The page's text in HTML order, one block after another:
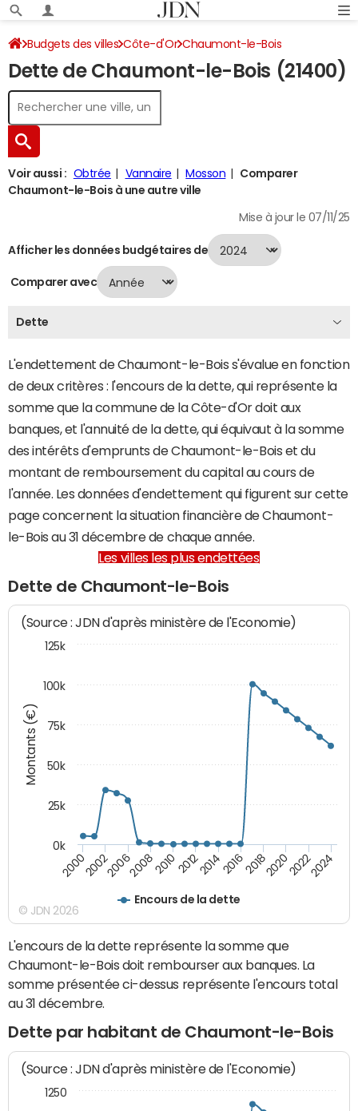
Budgets des villes Côte-d'Or Chaumont-le-Bois
Dette au 31/12/2024
Dette de Chaumont-le-Bois (21400)
Voir aussi : Obtrée Vannaire Mosson
Comparer
Chaumont-le-Bois à une autre ville
Mise à jour le 07/11/25
Afficher les données budgétaires de
Comparer avec
Dette
L'endettement de Chaumont-le-Bois s'évalue en fonction
de deux critères : l'encours de la dette, qui représente la
somme que la commune de la Côte-d'Or doit aux
banques, et l'annuité de la dette, qui équivaut à la somme
des intérêts d'emprunts de Chaumont-le-Bois et du
montant de remboursement du capital au cours de
l'année. Les données d'endettement qui figurent sur cette
page concernent la situation financière de Chaumont-
le-Bois au 31 décembre de chaque année.
Les villes les plus endettées
Dette de Chaumont-le-Bois
Montants (€)
(Source : JDN d'après ministère de l'Economie)
Encours de la dette
200020022006200820102012201420162018202020222024
0k
25k
50k
75k
100k
125k
© JDN 2026
L'encours de la dette représente la somme que
Chaumont-le-Bois doit rembourser aux banques. La
somme présentée ci-dessus représente l'encours total
au 31 décembre.
Dette par habitant de Chaumont-le-Bois
(Source : JDN d'après ministère de l'Economie)
1250